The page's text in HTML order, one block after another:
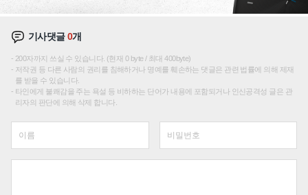
기사댓글0개
200자까지 쓰실 수 있습니다. (현재 0 byte / 최대 400byte)
저작권 등 다른 사람의 권리를 침해하거나 명예를 훼손하는 댓글은 관련 법률에 의해 제재
를 받을 수 있습니다.
타인에게 불쾌감을 주는 욕설 등 비하하는 단어가 내용에 포함되거나 인신공격성 글은 관
리자의 판단에 의해 삭제 합니다.